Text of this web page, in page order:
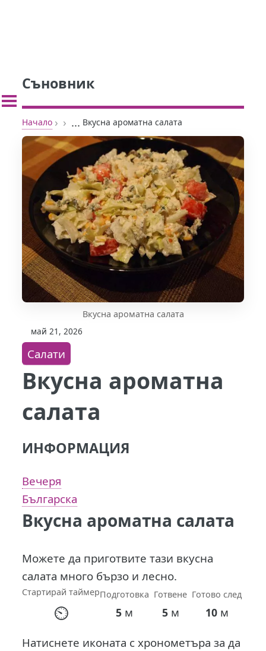
Съновник
Начало › › ... Вкусна ароматна салата
Вкусна ароматна салата
май 21, 2026
Салати
Вкусна ароматна
салата
ИНФОРМАЦИЯ
Вечеря
Българска
Вкусна ароматна салата
Можете да приготвите тази вкусна
Стартирай таймер
⏲
Подготовка
5 м
Готвене
5м
Готово след
10м
Натиснете иконата с хронометъра за да